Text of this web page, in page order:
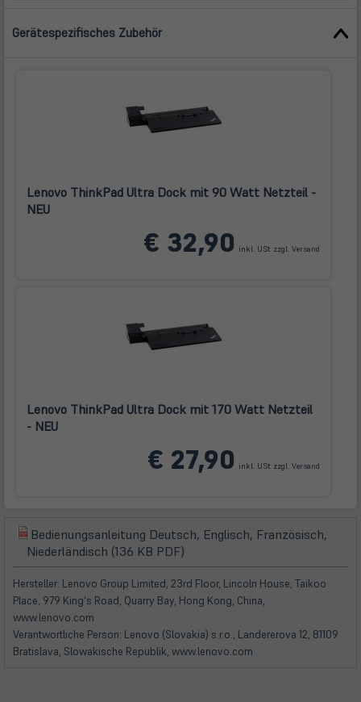
Gerätespezifisches Zubehör
Lenovo ThinkPad Ultra Dock mit 90 Watt Netzteil -
NEU
€ 32,90 inkl. USt zzgl. Versand
Lenovo ThinkPad Ultra Dock mit 170 Watt Netzteil
- NEU
€ 27,90 inkl. USt zzgl. Versand
(öffnet
in
neuem
Tab)
Bedienungsanleitung Deutsch, Englisch, Französisch,
Niederländisch (136 KB PDF)
in
neuem
Tab)
Hersteller: Lenovo Group Limited, 23rd Floor, Lincoln House, Taikoo
Place, 979 King's Road, Quarry Bay, Hong Kong, China,
www.lenovo.com
Verantwortliche Person: Lenovo (Slovakia) s.r.o., Landererova 12, 81109
Bratislava, Slowakische Republik, www.lenovo.com